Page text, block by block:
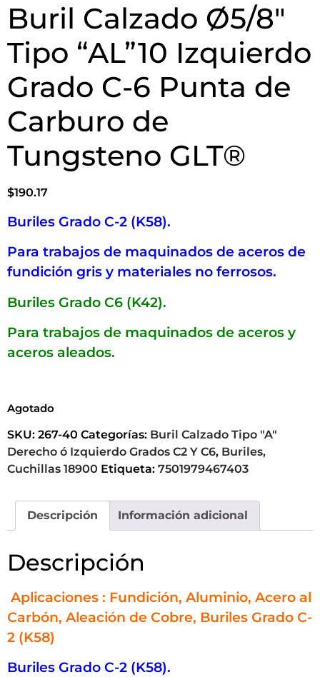
Buril Calzado Ø5/8″
Tipo “AL”10 Izquierdo
Grado C-6 Punta de
Carburo de
Tungsteno GLT®
$190.17
Buriles Grado C-2 (K58).
Para trabajos de maquinados de aceros de
fundición gris y materiales no ferrosos.
Buriles Grado C6 (K42).
Para trabajos de maquinados de aceros y
aceros aleados.
Agotado
SKU: 267-40 Categorías: Buril Calzado Tipo "A"
Derecho ó Izquierdo Grados C2 Y C6, Buriles,
Cuchillas 18900 Etiqueta: 7501979467403
Descripción Información adicional
Descripción
Aplicaciones : Fundición, Aluminio, Acero al
Carbón, Aleación de Cobre, Buriles Grado C-
2 (K58)
Buriles Grado C-2 (K58).